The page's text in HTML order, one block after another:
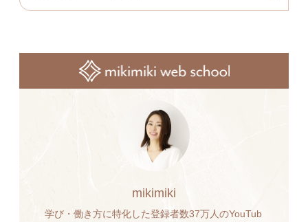
mikimiki
学び・働き方に特化した登録者数37万人のYouTub